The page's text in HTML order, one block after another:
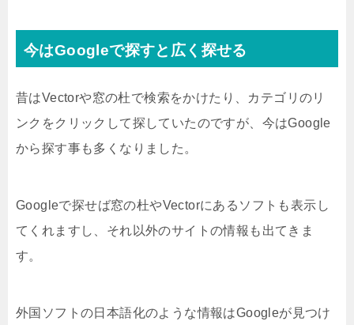
今はGoogleで探すと広く探せる
昔はVectorや窓の杜で検索をかけたり、カテゴリのリ
ンクをクリックして探していたのですが、今はGoogle
から探す事も多くなりました。
Googleで探せば窓の杜やVectorにあるソフトも表示し
てくれますし、それ以外のサイトの情報も出てきま
す。
外国ソフトの日本語化のような情報はGoogleが見つけ